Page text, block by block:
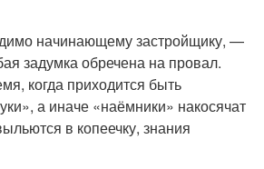
начинающему застройщику, —
задумка обречена на провал.
когда приходится быть
а иначе «наёмники» накосячат
в копеечку, знания